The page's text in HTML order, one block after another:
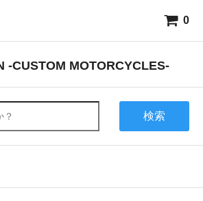
0
-CUSTOM MOTORCYCLES-
検索